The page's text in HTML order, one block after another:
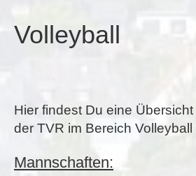
Volleyball
Hier findest Du eine
der TVR im Bereich
Mannschaften: